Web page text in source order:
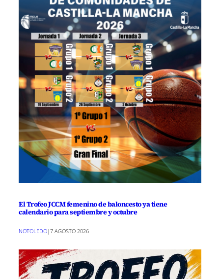
El Trofeo JCCM femenino de baloncesto ya tiene
calendario para septiembre y octubre
NOTOLEDO|7 AGOSTO 2026